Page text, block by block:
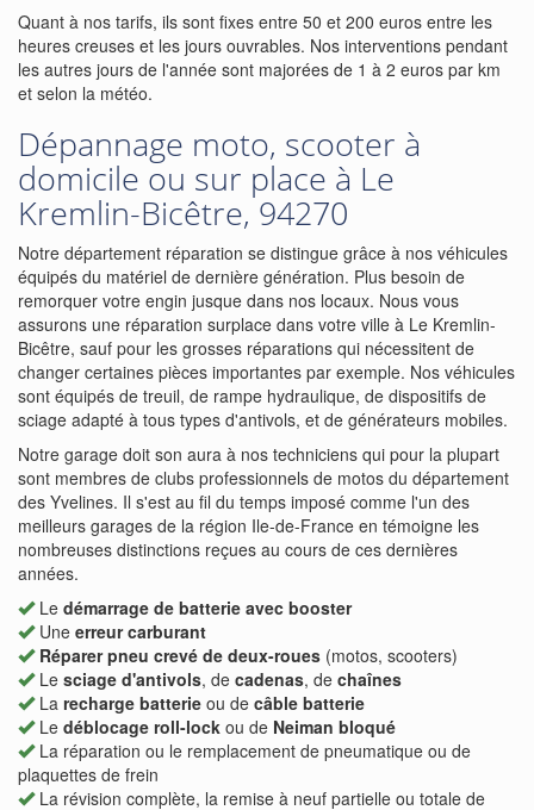
Quant à nos tarifs, ils sont fixes entre 50 et 200 euros entre les
heures creuses et les jours ouvrables. Nos interventions pendant
les autres jours de l'année sont majorées de 1 à 2 euros par km
et selon la météo.
Dépannage moto, scooter à
domicile ou sur place à Le
Kremlin-Bicêtre, 94270
Notre département réparation se distingue grâce à nos véhicules
équipés du matériel de dernière génération. Plus besoin de
remorquer votre engin jusque dans nos locaux. Nous vous
assurons une réparation surplace dans votre ville à Le Kremlin-
Bicêtre, sauf pour les grosses réparations qui nécessitent de
changer certaines pièces importantes par exemple. Nos véhicules
sont équipés de treuil, de rampe hydraulique, de dispositifs de
sciage adapté à tous types d'antivols, et de générateurs mobiles.
Notre garage doit son aura à nos techniciens qui pour la plupart
sont membres de clubs professionnels de motos du département
des Yvelines. Il s'est au fil du temps imposé comme l'un des
meilleurs garages de la région Ile-de-France en témoigne les
nombreuses distinctions reçues au cours de ces dernières
années.
Le démarrage de batterie avec booster
Une erreur carburant
Réparer pneu crevé de deux-roues (motos, scooters)
Le sciage d'antivols, de cadenas, de chaînes
La recharge batterie ou de câble batterie
Le déblocage roll-lock ou de Neiman bloqué
La réparation ou le remplacement de pneumatique ou de
plaquettes de frein
La révision complète, la remise à neuf partielle ou totale de